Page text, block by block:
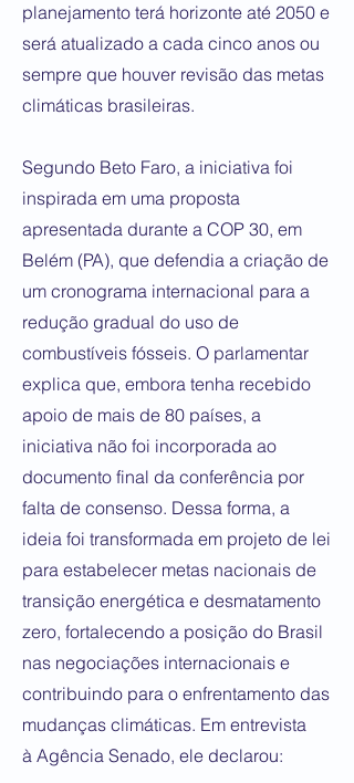
planejamento terá horizonte até 2050 e
será atualizado a cada cinco anos ou
sempre que houver revisão das metas
climáticas brasileiras.
Segundo Beto Faro, a iniciativa foi
inspirada em uma proposta
apresentada durante a COP 30, em
Belém (PA), que defendia a criação de
um cronograma internacional para a
redução gradual do uso de
combustíveis fósseis. O parlamentar
explica que, embora tenha recebido
apoio de mais de 80 países, a
iniciativa não foi incorporada ao
documento final da conferência por
falta de consenso. Dessa forma, a
ideia foi transformada em projeto de lei
para estabelecer metas nacionais de
transição energética e desmatamento
zero, fortalecendo a posição do Brasil
nas negociações internacionais e
contribuindo para o enfrentamento das
mudanças climáticas. Em entrevista
à Agência Senado, ele declarou: